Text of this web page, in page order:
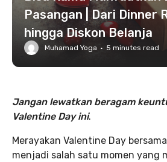
Pasangan | Dari Dinner
hingga Diskon Belanja
Muhamad Yoga · 5 minutes read
Jangan lewatkan beragam
Valentine Day ini.
Merayakan Valentine Day
menjadi salah satu momen yang